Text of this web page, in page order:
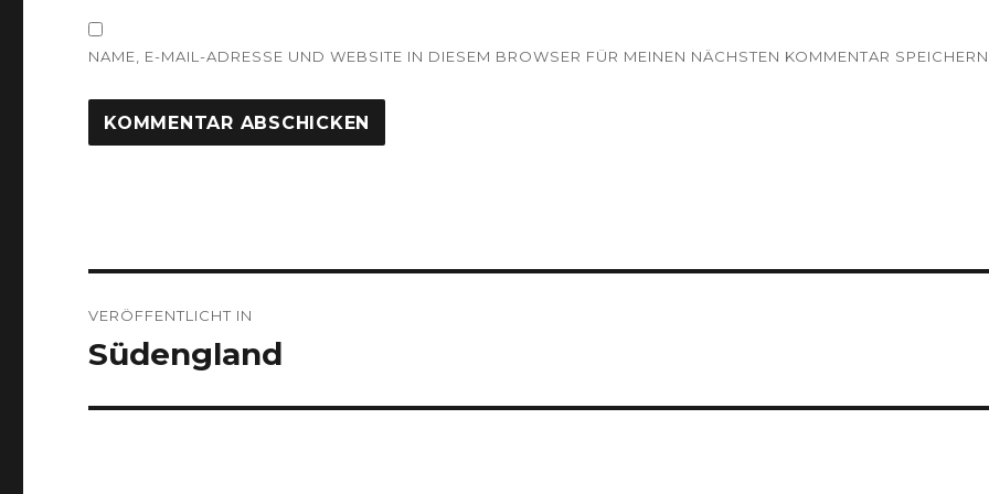
NAME, E-MAIL-ADRESSE UND WEBSITE IN DIESEM BROWSER FÜR MEINEN NÄCHSTEN KOMMENTAR
VERÖFFENTLICHT IN
Südengland